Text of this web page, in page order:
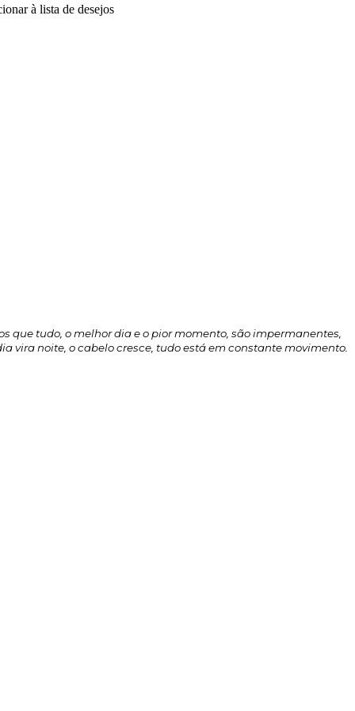
que tudo, o melhor dia e o pior momento, são impermanentes,
vira noite, o cabelo cresce, tudo está em constante movimento.